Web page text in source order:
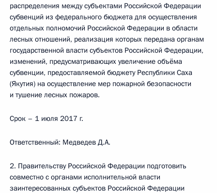
распределения между субъектами Российской Федерации
субвенций из федерального бюджета для осуществления
отдельных полномочий Российской Федерации в области
лесных отношений, реализация которых передана органам
государственной власти субъектов Российской Федерации,
изменений, предусматривающих увеличение объёма
субвенции, предоставляемой бюджету Республики Саха
(Якутия) на осуществление мер пожарной безопасности
и тушение лесных пожаров.
Срок – 1 июля 2017 г.
Ответственный: Медведев Д.A.
2. Правительству Российской Федерации подготовить
совместно с органами исполнительной власти
заинтересованных субъектов Российской Федерации